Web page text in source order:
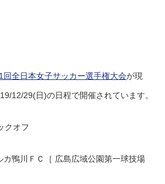
回全日本女子サッカー選手権大会が現
12/29(日)の日程で開催されています。
クオフ
カ鴨川ＦＣ［ 広島広域公園第一球技場